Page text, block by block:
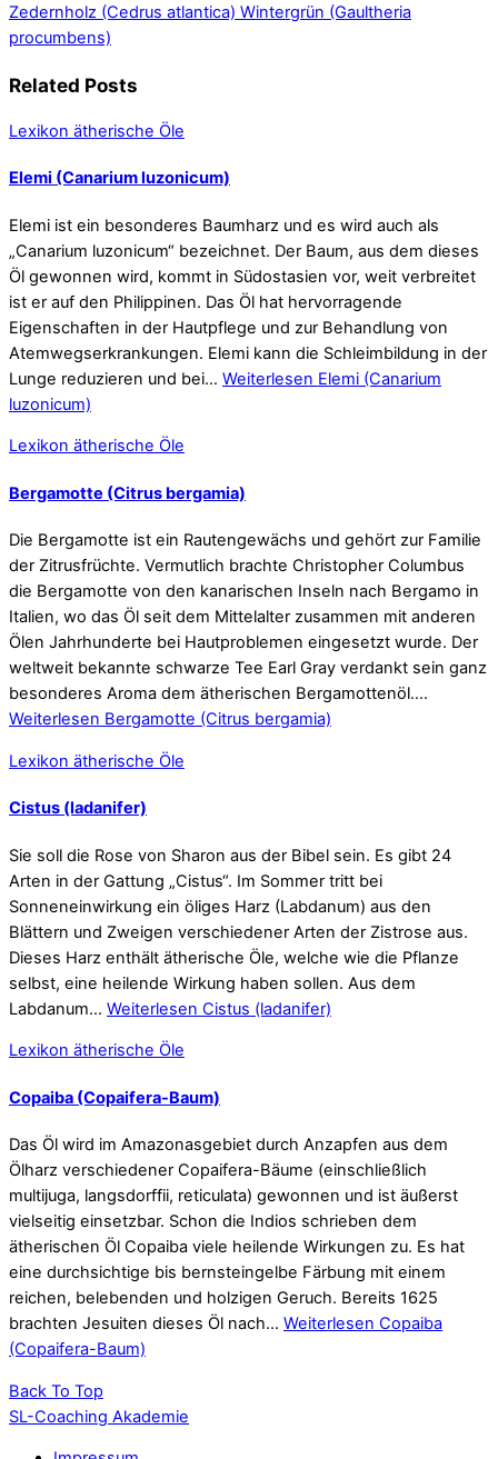
Zedernholz (Cedrus atlantica) Wintergrün (Gaultheria
procumbens)
Related Posts
Lexikon ätherische Öle
Elemi (Canarium luzonicum)
Elemi ist ein besonderes Baumharz und es wird auch als
„Canarium luzonicum“ bezeichnet. Der Baum, aus dem dieses
Öl gewonnen wird, kommt in Südostasien vor, weit verbreitet
ist er auf den Philippinen. Das Öl hat hervorragende
Eigenschaften in der Hautpflege und zur Behandlung von
Atemwegserkrankungen. Elemi kann die Schleimbildung in der
Lunge reduzieren und bei… Weiterlesen Elemi (Canarium
luzonicum)
Lexikon ätherische Öle
Bergamotte (Citrus bergamia)
Die Bergamotte ist ein Rautengewächs und gehört zur Familie
der Zitrusfrüchte. Vermutlich brachte Christopher Columbus
die Bergamotte von den kanarischen Inseln nach Bergamo in
Italien, wo das Öl seit dem Mittelalter zusammen mit anderen
Ölen Jahrhunderte bei Hautproblemen eingesetzt wurde. Der
weltweit bekannte schwarze Tee Earl Gray verdankt sein ganz
besonderes Aroma dem ätherischen Bergamottenöl.…
Weiterlesen Bergamotte (Citrus bergamia)
Lexikon ätherische Öle
Cistus (ladanifer)
Sie soll die Rose von Sharon aus der Bibel sein. Es gibt 24
Arten in der Gattung „Cistus“. Im Sommer tritt bei
Sonneneinwirkung ein öliges Harz (Labdanum) aus den
Blättern und Zweigen verschiedener Arten der Zistrose aus.
Dieses Harz enthält ätherische Öle, welche wie die Pflanze
selbst, eine heilende Wirkung haben sollen. Aus dem
Labdanum… Weiterlesen Cistus (ladanifer)
Lexikon ätherische Öle
Copaiba (Copaifera-Baum)
Das Öl wird im Amazonasgebiet durch Anzapfen aus dem
Ölharz verschiedener Copaifera-Bäume (einschließlich
multijuga, langsdorffii, reticulata) gewonnen und ist äußerst
vielseitig einsetzbar. Schon die Indios schrieben dem
ätherischen Öl Copaiba viele heilende Wirkungen zu. Es hat
eine durchsichtige bis bernsteingelbe Färbung mit einem
reichen, belebenden und holzigen Geruch. Bereits 1625
brachten Jesuiten dieses Öl nach… Weiterlesen Copaiba
(Copaifera-Baum)
Back To Top
SL-Coaching Akademie